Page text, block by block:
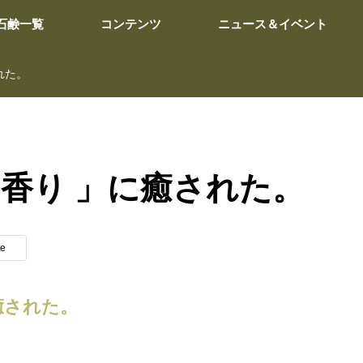
鹸一覧 コンテンツ ニュース＆イベント
。
り 」に癒された。
れた。